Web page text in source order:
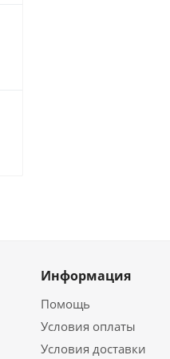
Информация
Помощь
Условия оплаты
Условия доставки